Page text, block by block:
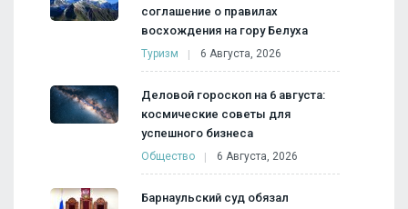
соглашение о правилах
восхождения на гору Белуха
Туризм 6 Августа, 2026
Деловой гороскоп на 6 августа:
космические советы для
успешного бизнеса
Общество 6 Августа, 2026
Барнаульский суд обязал